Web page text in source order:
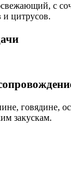
с
и цитрусов.
говядине,
закускам.